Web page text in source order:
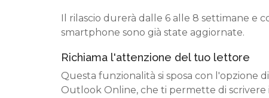
Il rilascio durerà dalle 6 alle 8 settimane e
smartphone sono già state aggiornate.
Richiama l'attenzione del tuo lettore
Questa funzionalità si sposa con l'opzione di
Outlook Online, che ti permette di